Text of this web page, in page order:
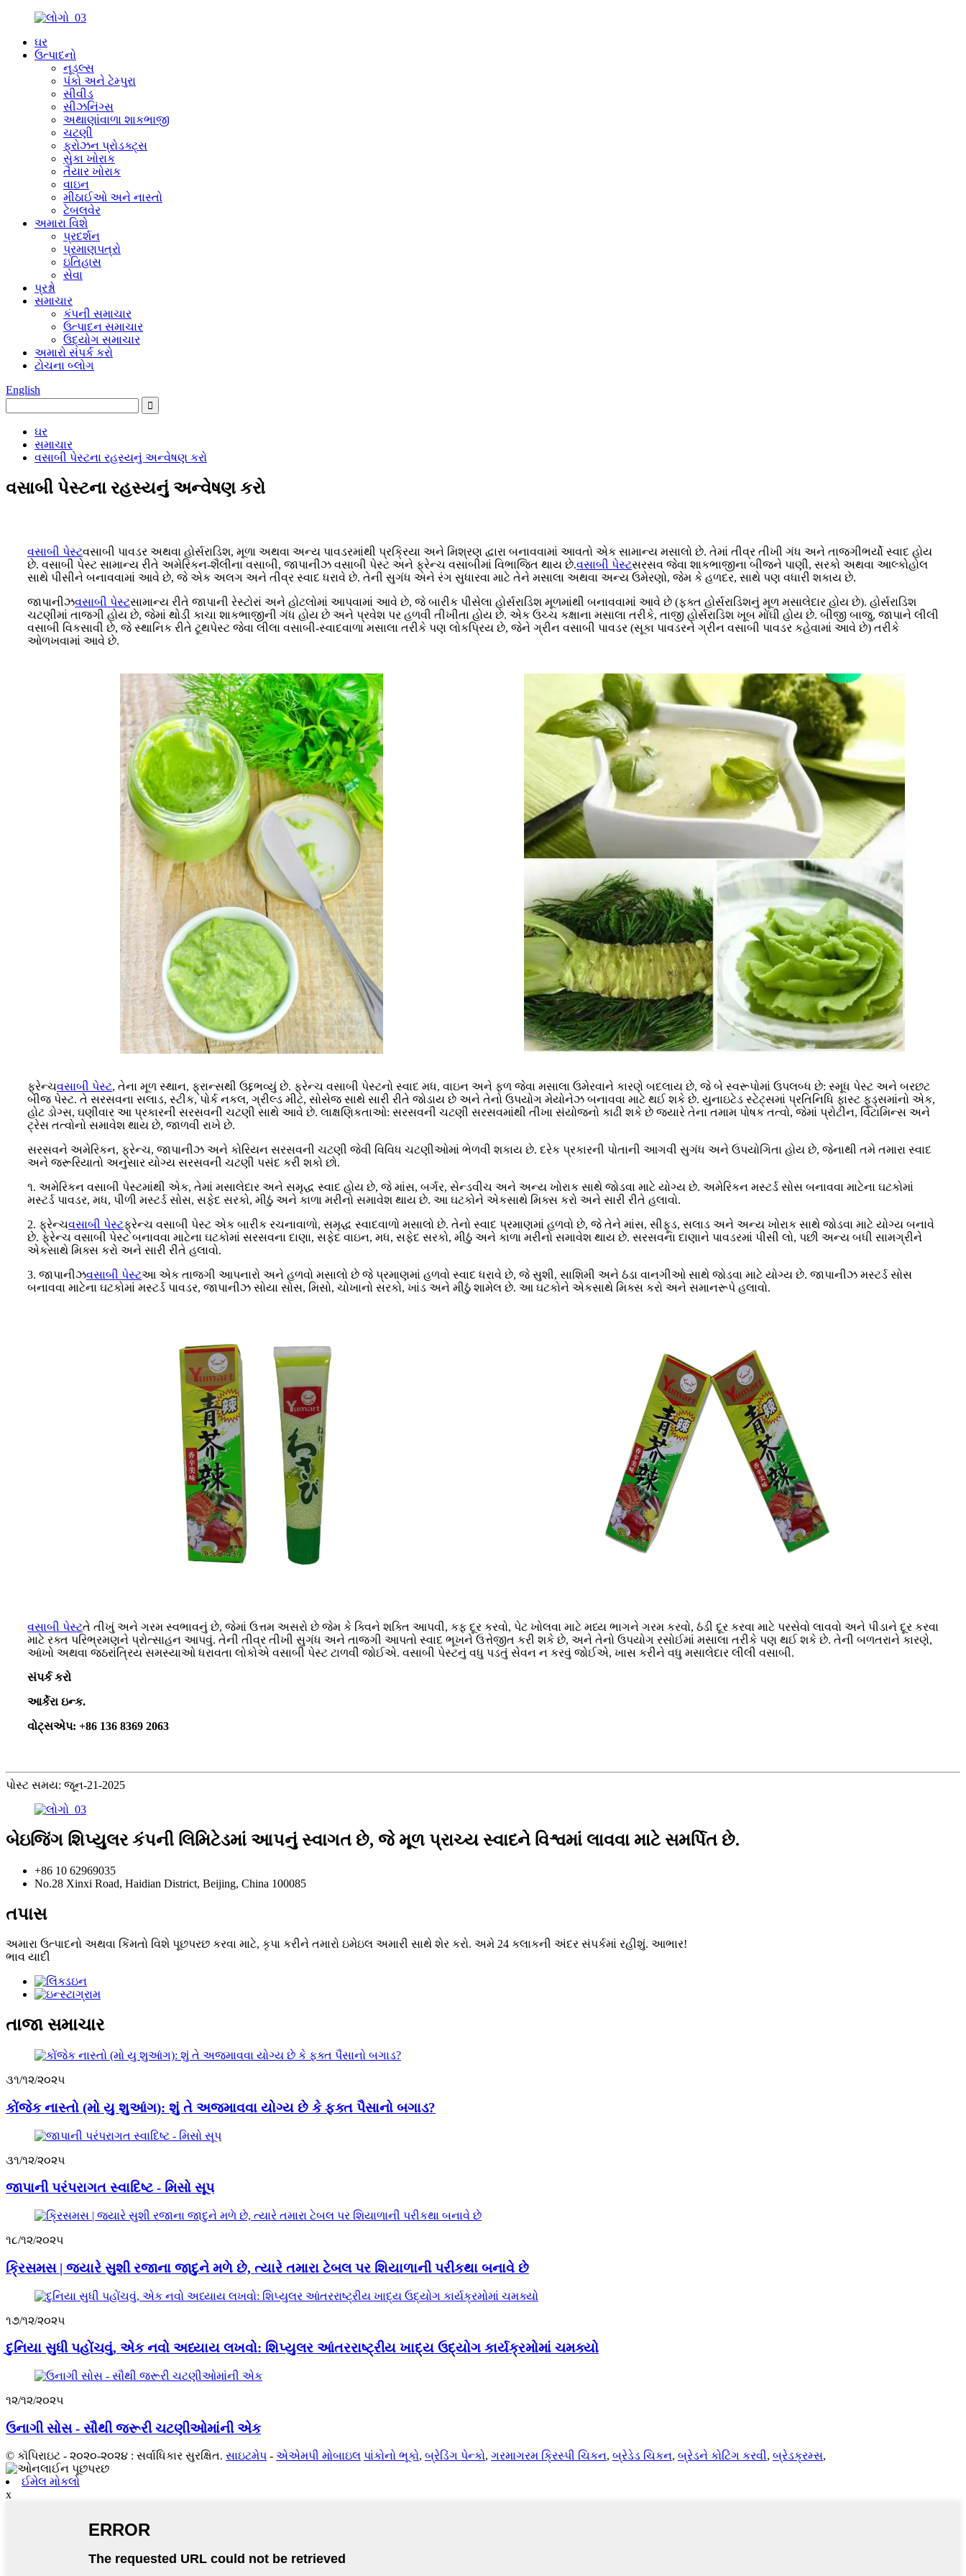
ઘર
ઉત્પાદનો
નૂડલ્સ
પંકો અને ટેમ્પુરા
સીવીડ
સીઝનિંગ્સ
અથાણાંવાળા શાકભાજી
ચટણી
ફ્રોઝન પ્રોડક્ટ્સ
સુકા ખોરાક
તૈયાર ખોરાક
વાઇન
મીઠાઈઓ અને નાસ્તો
ટેબલવેર
અમારા વિશે
પ્રદર્શન
પ્રમાણપત્રો
ઇતિહાસ
સેવા
પ્રશ્નો
સમાચાર
કંપની સમાચાર
ઉત્પાદન સમાચાર
ઉદ્યોગ સમાચાર
અમારો સંપર્ક કરો
ટોચના બ્લોગ
English
ઘર
સમાચાર
વસાબી પેસ્ટના રહસ્યનું અન્વેષણ કરો
વસાબી પેસ્ટના રહસ્યનું અન્વેષણ કરો
વસાબી પેસ્ટવસાબી પાવડર અથવા હોર્સરાડિશ, મૂળા અથવા અન્ય પાવડરમાંથી પ્રક્રિયા અને મિશ્રણ દ્વારા બનાવવામાં આવતો એક સામાન્ય મસાલો છે. તેમાં તીવ્ર તીખી ગંધ અને તાજગીભર્યો સ્વાદ હોય
છે. વસાબી પેસ્ટ સામાન્ય રીતે અમેરિકન-શૈલીના વસાબી, જાપાનીઝ વસાબી પેસ્ટ અને ફ્રેન્ચ વસાબીમાં વિભાજિત થાય છે.વસાબી પેસ્ટસરસવ જેવા શાકભાજીના બીજને પાણી, સરકો અથવા આલ્કોહોલ
સાથે પીસીને બનાવવામાં આવે છે, જે એક અલગ અને તીવ્ર સ્વાદ ધરાવે છે. તેની સુગંધ અને રંગ સુધારવા માટે તેને મસાલા અથવા અન્ય ઉમેરણો, જેમ કે હળદર, સાથે પણ વધારી શકાય છે.
જાપાનીઝવસાબી પેસ્ટસામાન્ય રીતે જાપાની રેસ્ટોરાં અને હોટલોમાં આપવામાં આવે છે, જે બારીક પીસેલા હોર્સરાડિશ મૂળમાંથી બનાવવામાં આવે છે (ફક્ત હોર્સરાડિશનું મૂળ મસાલેદાર હોય છે). હોર્સરાડિશ
ચટણીમાં તાજગી હોય છે, જેમાં થોડી કાચા શાકભાજીની ગંધ હોય છે અને પ્રવેશ પર હળવી તીખીતા હોય છે. એક ઉચ્ચ કક્ષાના મસાલા તરીકે, તાજી હોર્સરાડિશ ખૂબ મોંઘી હોય છે. બીજી બાજુ, જાપાને લીલી
વસાબી વિકસાવી છે, જે સ્થાનિક રીતે ટૂથપેસ્ટ જેવા લીલા વસાબી-સ્વાદવાળા મસાલા તરીકે પણ લોકપ્રિય છે, જેને ગ્રીન વસાબી પાવડર (સૂકા પાવડરને ગ્રીન વસાબી પાવડર કહેવામાં આવે છે) તરીકે
ઓળખવામાં આવે છે.
ફ્રેન્ચવસાબી પેસ્ટ, તેના મૂળ સ્થાન, ફ્રાન્સથી ઉદ્દભવ્યું છે. ફ્રેન્ચ વસાબી પેસ્ટનો સ્વાદ મધ, વાઇન અને ફળ જેવા મસાલા ઉમેરવાને કારણે બદલાય છે, જે બે સ્વરૂપોમાં ઉપલબ્ધ છે: સ્મૂધ પેસ્ટ અને બરછટ
બીજ પેસ્ટ. તે સરસવના સલાડ, સ્ટીક, પોર્ક નકલ, ગ્રીલ્ડ મીટ, સોસેજ સાથે સારી રીતે જોડાય છે અને તેનો ઉપયોગ મેયોનેઝ બનાવવા માટે થઈ શકે છે. યુનાઇટેડ સ્ટેટ્સમાં પ્રતિનિધિ ફાસ્ટ ફૂડ્સમાંનો એક,
હોટ ડોગ્સ, ઘણીવાર આ પ્રકારની સરસવની ચટણી સાથે આવે છે. લાક્ષણિકતાઓ: સરસવની ચટણી સરસવમાંથી તીખા સંયોજનો કાઢી શકે છે જ્યારે તેના તમામ પોષક તત્વો, જેમાં પ્રોટીન, વિટામિન્સ અને
ટ્રેસ તત્વોનો સમાવેશ થાય છે, જાળવી રાખે છે.
સરસવને અમેરિકન, ફ્રેન્ચ, જાપાનીઝ અને કોરિયન સરસવની ચટણી જેવી વિવિધ ચટણીઓમાં ભેળવી શકાય છે. દરેક પ્રકારની પોતાની આગવી સુગંધ અને ઉપયોગિતા હોય છે, જેનાથી તમે તમારા સ્વાદ
અને જરૂરિયાતો અનુસાર યોગ્ય સરસવની ચટણી પસંદ કરી શકો છો.
૧. અમેરિકન વસાબી પેસ્ટમાંથી એક, તેમાં મસાલેદાર અને સમૃદ્ધ સ્વાદ હોય છે, જે માંસ, બર્ગર, સેન્ડવીચ અને અન્ય ખોરાક સાથે જોડવા માટે યોગ્ય છે. અમેરિકન મસ્ટર્ડ સોસ બનાવવા માટેના ઘટકોમાં
મસ્ટર્ડ પાવડર, મધ, પીળી મસ્ટર્ડ સોસ, સફેદ સરકો, મીઠું અને કાળા મરીનો સમાવેશ થાય છે. આ ઘટકોને એકસાથે મિક્સ કરો અને સારી રીતે હલાવો.
2. ફ્રેન્ચવસાબી પેસ્ટફ્રેન્ચ વસાબી પેસ્ટ એક બારીક રચનાવાળો, સમૃદ્ધ સ્વાદવાળો મસાલો છે. તેનો સ્વાદ પ્રમાણમાં હળવો છે, જે તેને માંસ, સીફૂડ, સલાડ અને અન્ય ખોરાક સાથે જોડવા માટે યોગ્ય બનાવે
છે. ફ્રેન્ચ વસાબી પેસ્ટ બનાવવા માટેના ઘટકોમાં સરસવના દાણા, સફેદ વાઇન, મધ, સફેદ સરકો, મીઠું અને કાળા મરીનો સમાવેશ થાય છે. સરસવના દાણાને પાવડરમાં પીસી લો, પછી અન્ય બધી સામગ્રીને
એકસાથે મિક્સ કરો અને સારી રીતે હલાવો.
3. જાપાનીઝવસાબી પેસ્ટઆ એક તાજગી આપનારો અને હળવો મસાલો છે જે પ્રમાણમાં હળવો સ્વાદ ધરાવે છે, જે સુશી, સાશિમી અને ઠંડા વાનગીઓ સાથે જોડવા માટે યોગ્ય છે. જાપાનીઝ મસ્ટર્ડ સોસ
બનાવવા માટેના ઘટકોમાં મસ્ટર્ડ પાવડર, જાપાનીઝ સોયા સોસ, મિસો, ચોખાનો સરકો, ખાંડ અને મીઠું શામેલ છે. આ ઘટકોને એકસાથે મિક્સ કરો અને સમાનરૂપે હલાવો.
વસાબી પેસ્ટતે તીખું અને ગરમ સ્વભાવનું છે, જેમાં ઉત્તમ અસરો છે જેમ કે ક્વિને શક્તિ આપવી, કફ દૂર કરવો, પેટ ખોલવા માટે મધ્ય ભાગને ગરમ કરવો, ઠંડી દૂર કરવા માટે પરસેવો લાવવો અને પીડાને દૂર કરવા
માટે રક્ત પરિભ્રમણને પ્રોત્સાહન આપવું. તેની તીવ્ર તીખી સુગંધ અને તાજગી આપતો સ્વાદ ભૂખને ઉત્તેજીત કરી શકે છે, અને તેનો ઉપયોગ રસોઈમાં મસાલા તરીકે પણ થઈ શકે છે. તેની બળતરાને કારણે,
આંખો અથવા જઠરાંત્રિય સમસ્યાઓ ધરાવતા લોકોએ વસાબી પેસ્ટ ટાળવી જોઈએ. વસાબી પેસ્ટનું વધુ પડતું સેવન ન કરવું જોઈએ, ખાસ કરીને વધુ મસાલેદાર લીલી વસાબી.
સંપર્ક કરો
આર્કેરા ઇન્ક.
વોટ્સએપ: +86 136 8369 2063
પોસ્ટ સમય: જૂન-21-2025
બેઇજિંગ શિપ્યુલર કંપની લિમિટેડમાં આપનું સ્વાગત છે, જે મૂળ પ્રાચ્ય સ્વાદને વિશ્વમાં લાવવા માટે સમર્પિત છે.
+86 10 62969035
No.28 Xinxi Road, Haidian District, Beijing, China 100085
તપાસ
અમારા ઉત્પાદનો અથવા કિંમતો વિશે પૂછપરછ કરવા માટે, કૃપા કરીને તમારો ઇમેઇલ અમારી સાથે શેર કરો. અમે 24 કલાકની અંદર સંપર્કમાં રહીશું. આભાર!
ભાવ યાદી
તાજા સમાચાર
૩૧/૧૨/૨૦૨૫
કોંજેક નાસ્તો (મો યુ શુઆંગ): શું તે અજમાવવા યોગ્ય છે કે ફક્ત પૈસાનો બગાડ?
૩૧/૧૨/૨૦૨૫
જાપાની પરંપરાગત સ્વાદિષ્ટ - મિસો સૂપ
૧૮/૧૨/૨૦૨૫
ક્રિસમસ | જ્યારે સુશી રજાના જાદુને મળે છે, ત્યારે તમારા ટેબલ પર શિયાળાની પરીકથા બનાવે છે
૧૭/૧૨/૨૦૨૫
દુનિયા સુધી પહોંચવું, એક નવો અધ્યાય લખવો: શિપ્યુલર આંતરરાષ્ટ્રીય ખાદ્ય ઉદ્યોગ કાર્યક્રમોમાં ચમક્યો
૧૨/૧૨/૨૦૨૫
ઉનાગી સોસ - સૌથી જરૂરી ચટણીઓમાંની એક
© કૉપિરાઇટ - ૨૦૨૦-૨૦૨૪ : સર્વાધિકાર સુરક્ષિત. સાઇટમેપ - એએમપી મોબાઇલ પાંકોનો ભૂકો, બ્રેડિંગ પેન્કો, ગરમાગરમ ક્રિસ્પી ચિકન, બ્રેડેડ ચિકન, બ્રેડને કોટિંગ કરવી, બ્રેડક્રમ્સ,
ઈમેલ મોકલો
x